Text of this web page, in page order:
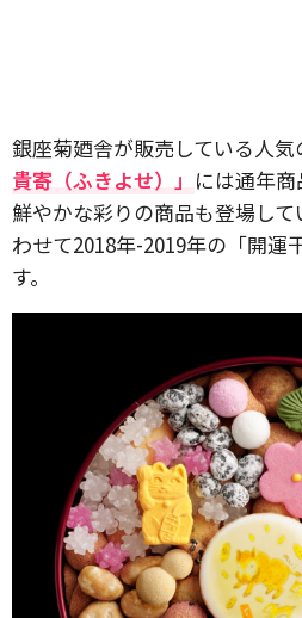
銀座菊廼舎が販売している人気
貴寄（ふきよせ）」 には通年
鮮やかな彩りの商品も登場し
わせて2018年-2019年の「開運
す。